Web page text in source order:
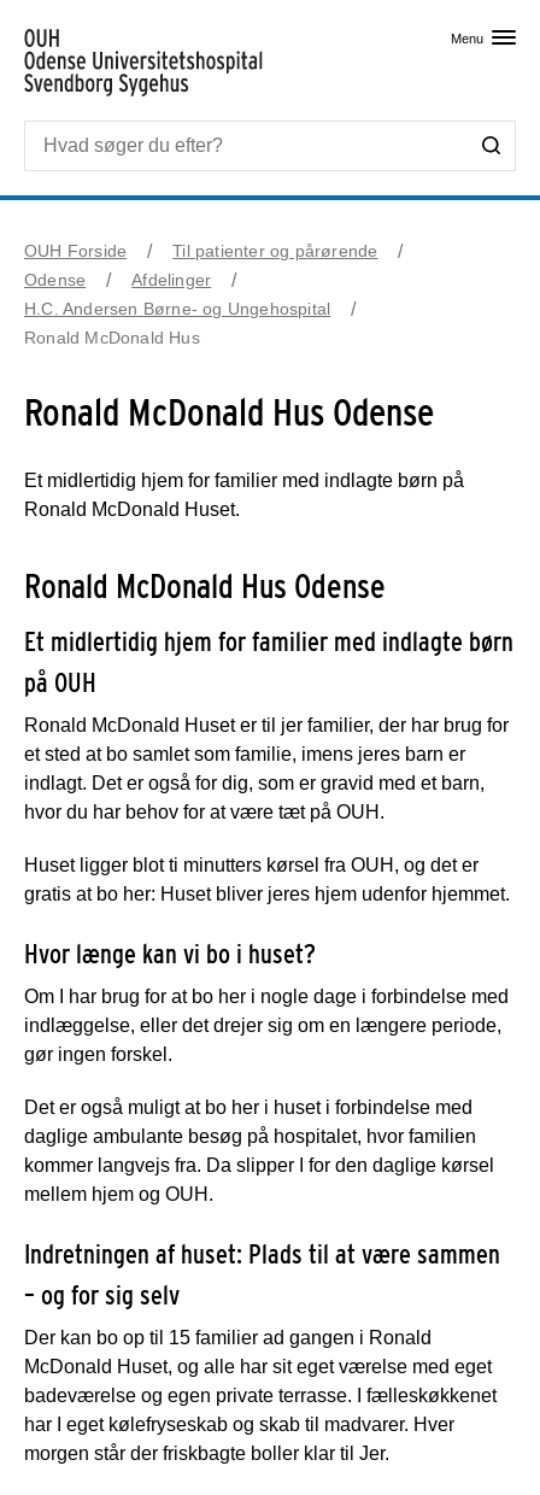
Menu
OUH Forside
Til patienter og pårørende
Odense
Afdelinger
H.C. Andersen Børne- og Ungehospital
Ronald McDonald Hus
Ronald McDonald Hus Odense
Et midlertidig hjem for familier med indlagte børn på
Ronald McDonald Huset.
Ronald McDonald Hus Odense
Et midlertidig hjem for familier med indlagte børn
på OUH
Ronald McDonald Huset er til jer familier, der har brug for
et sted at bo samlet som familie, imens jeres barn er
indlagt. Det er også for dig, som er gravid med et barn,
hvor du har behov for at være tæt på OUH.
Huset ligger blot ti minutters kørsel fra OUH, og det er
gratis at bo her: Huset bliver jeres hjem udenfor hjemmet.
Hvor længe kan vi bo i huset?
Om I har brug for at bo her i nogle dage i forbindelse med
indlæggelse, eller det drejer sig om en længere periode,
gør ingen forskel.
Det er også muligt at bo her i huset i forbindelse med
daglige ambulante besøg på hospitalet, hvor familien
kommer langvejs fra. Da slipper I for den daglige kørsel
mellem hjem og OUH.
Indretningen af huset: Plads til at være sammen
– og for sig selv
Der kan bo op til 15 familier ad gangen i Ronald
McDonald Huset, og alle har sit eget værelse med eget
badeværelse og egen private terrasse. I fælleskøkkenet
har I eget kølefryseskab og skab til madvarer. Hver
morgen står der friskbagte boller klar til Jer.